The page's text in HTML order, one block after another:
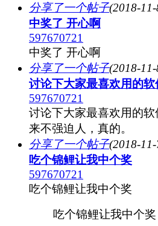
分享了一个帖子(2018-
中奖了 开心啊
597670721
中奖了 开心啊
分享了一个帖子(2018-
讨论下大家最喜欢用的软
597670721
讨论下大家最喜欢用的
来不强迫人，真的。
分享了一个帖子(2018-
吃个锦鲤让我中个奖
597670721
吃个锦鲤让我中个奖
吃个锦鲤让我中个奖